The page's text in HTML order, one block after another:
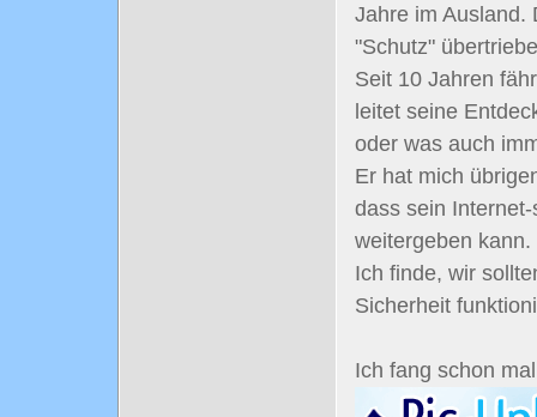
Jahre im Ausland.
"Schutz"
Seit 10 Jahren
leitet seine
oder was auch
Er hat mich
dass sein
weitergeben kann.
Ich finde, wir
Sicherheit
Ich fang schon